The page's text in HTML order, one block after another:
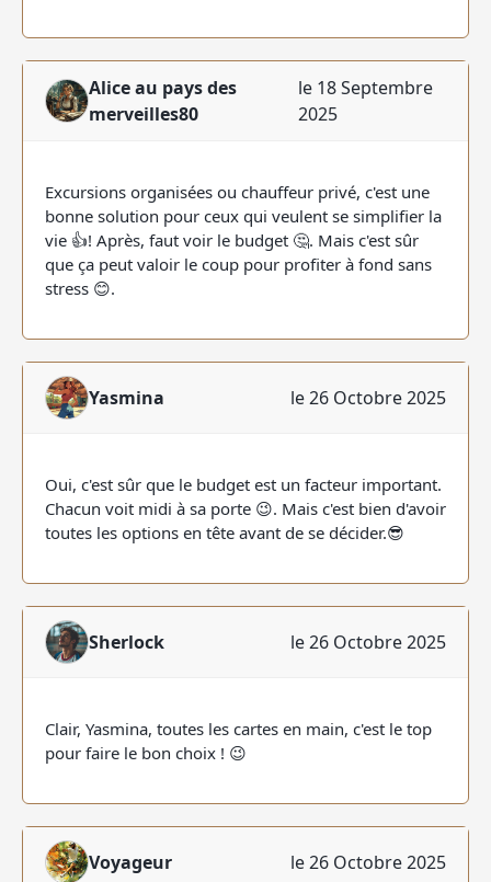
Alice au pays des
merveilles80
le 18 Septembre
2025
Excursions organisées ou chauffeur privé, c'est une
bonne solution pour ceux qui veulent se simplifier la
vie 👍! Après, faut voir le budget 🤔. Mais c'est sûr
que ça peut valoir le coup pour profiter à fond sans
stress 😊.
Yasmina le 26 Octobre 2025
Oui, c'est sûr que le budget est un facteur important.
Chacun voit midi à sa porte 😉. Mais c'est bien d'avoir
toutes les options en tête avant de se décider.😎
Sherlock le 26 Octobre 2025
Clair, Yasmina, toutes les cartes en main, c'est le top
pour faire le bon choix ! 😉
Voyageur le 26 Octobre 2025